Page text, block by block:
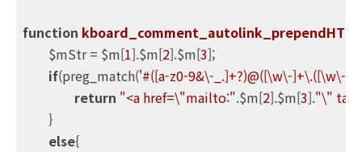
function kboard_comment_autolink_prependHTTP
	$mStr = $m[
1].$m[2].$m[3];
if(preg_match('#([a-z0-9&\-_.]+?)@([\w\-]+\.([\w\-
return "<a href=\"mailto:".$m[2].$m[3]."\"
else{